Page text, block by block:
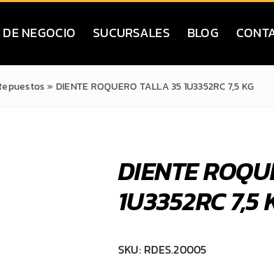
NEGOCIO SUCURSALES BLOG
» DIENTE ROQUERO TALLA 35 1U3352RC 7,5 KG
DIENTE
1U3352RC 7,5
SKU: RDES.20005